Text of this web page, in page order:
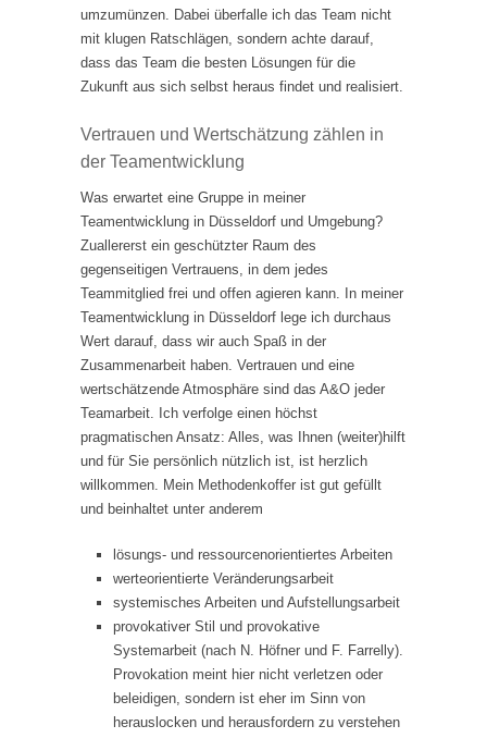
umzumünzen. Dabei überfalle ich das Team nicht
mit klugen Ratschlägen, sondern achte darauf,
dass das Team die besten Lösungen für die
Zukunft aus sich selbst heraus findet und realisiert.
Vertrauen und Wertschätzung zählen in
der Teamentwicklung
Was erwartet eine Gruppe in meiner
Teamentwicklung in Düsseldorf und Umgebung?
Zuallererst ein geschützter Raum des
gegenseitigen Vertrauens, in dem jedes
Teammitglied frei und offen agieren kann. In meiner
Teamentwicklung in Düsseldorf lege ich durchaus
Wert darauf, dass wir auch Spaß in der
Zusammenarbeit haben. Vertrauen und eine
wertschätzende Atmosphäre sind das A&O jeder
Teamarbeit. Ich verfolge einen höchst
pragmatischen Ansatz: Alles, was Ihnen (weiter)hilft
und für Sie persönlich nützlich ist, ist herzlich
willkommen. Mein Methodenkoffer ist gut gefüllt
und beinhaltet unter anderem
lösungs- und ressourcenorientiertes Arbeiten
werteorientierte Veränderungsarbeit
systemisches Arbeiten und Aufstellungsarbeit
provokativer Stil und provokative
Systemarbeit (nach N. Höfner und F. Farrelly).
Provokation meint hier nicht verletzen oder
beleidigen, sondern ist eher im Sinn von
herauslocken und herausfordern zu verstehen